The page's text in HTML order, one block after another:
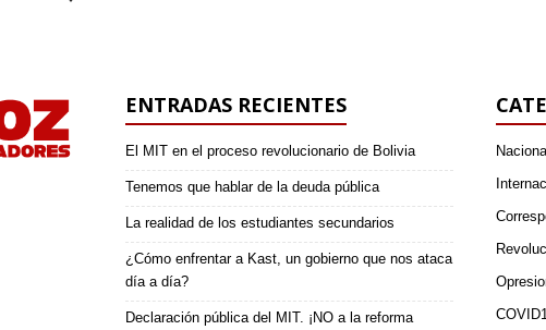
ENTRADAS RECIENTES
El MIT en el proceso revolucionario de Bolivia
Tenemos que hablar de la deuda pública
La realidad de los estudiantes secundarios
¿Cómo enfrentar a Kast, un gobierno que nos ataca
día a día?
Declaración pública del MIT. ¡NO a la reforma